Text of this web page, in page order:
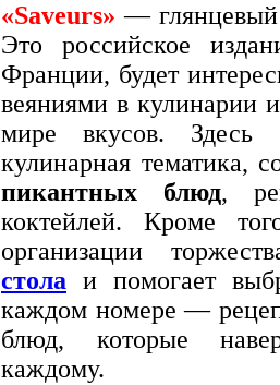
«Saveurs» —
Это российское
Франции, будет
веяниями в кулинарии
мире вкусов. Здесь
кулинарная тематика,
пикантных блюд,
коктейлей. Кроме
организации
стола и помогает
каждом номере —
блюд, которые
каждому.